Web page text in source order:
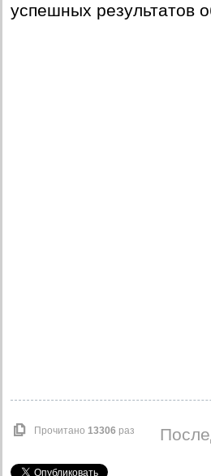
успешных результатов
Прочитано 13306 раз